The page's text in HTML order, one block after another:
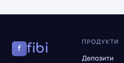
f fibi ПРОДУКТИ
Депозити